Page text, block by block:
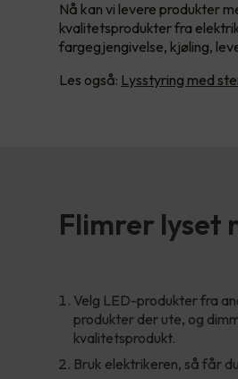
Nå kan vi levere produkter
kvalitetsprodukter fra
fargegjengivelse, kjøling,
Les også: Lysstyring med
Flimrer lyset
Velg LED-produkter fra
produkter der ute, og
kvalitetsprodukt.
Bruk elektrikeren, så får